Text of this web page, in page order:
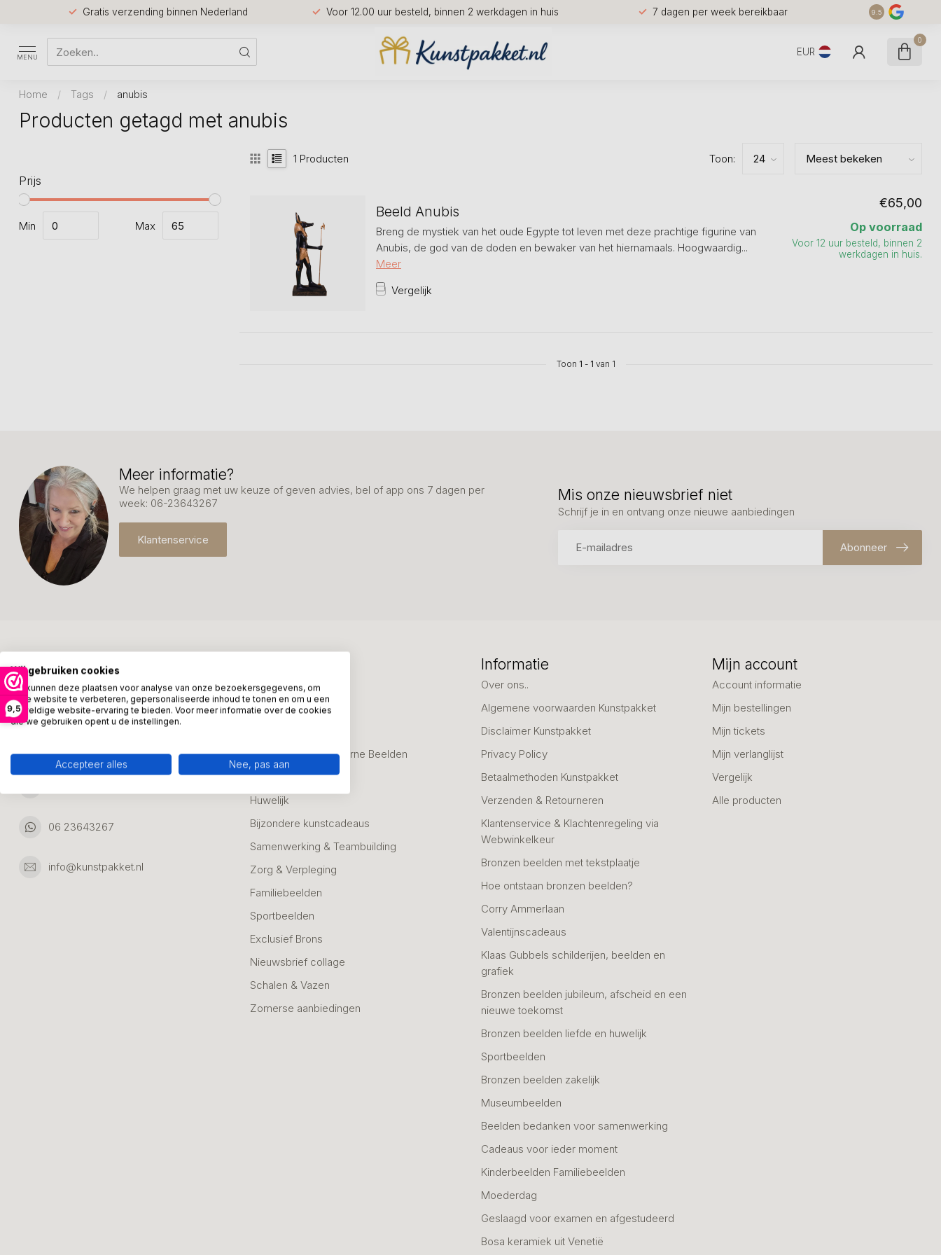
9,5
Gratis verzending binnen Nederland Voor 12.00 uur besteld, binnen 2 werkdagen in huis 7 dagen per week bereikbaar 9.5
MENU EUR
0
Home / Tags / anubis
Producten getagd met anubis
Prijs
Min Max
1 Producten Toon:
Beeld Anubis
Breng de mystiek van het oude Egypte tot leven met deze prachtige figurine van
Anubis, de god van de doden en bewaker van het hiernamaals. Hoogwaardig...
Meer
Vergelijk
€65,00
Op voorraad
Voor 12 uur besteld, binnen 2
werkdagen in huis.
Toon 1 - 1 van 1
Meer informatie?
We helpen graag met uw keuze of geven advies, bel of app ons 7 dagen per
week: 06-23643267
Klantenservice
Mis onze nieuwsbrief niet
Schrijf je in en ontvang onze nieuwe aanbiedingen
Abonneer
Kunstpakket Nederland
Adresgegevens:
Ambachtsweg 46
06 23643267
info@kunstpakket.nl
Zakelijke Cadeaus
Bedanken
Alle Bronzen & Moderne Beelden
Geslaagd
Huwelijk
Bijzondere kunstcadeaus
Samenwerking & Teambuilding
Zorg & Verpleging
Familiebeelden
Sportbeelden
Exclusief Brons
Nieuwsbrief collage
Schalen & Vazen
Zomerse aanbiedingen
Informatie
Over ons..
Algemene voorwaarden Kunstpakket
Disclaimer Kunstpakket
Privacy Policy
Betaalmethoden Kunstpakket
Verzenden & Retourneren
Klantenservice & Klachtenregeling via
Webwinkelkeur
Bronzen beelden met tekstplaatje
Hoe ontstaan bronzen beelden?
Corry Ammerlaan
Valentijnscadeaus
Klaas Gubbels schilderijen, beelden en
grafiek
Bronzen beelden jubileum, afscheid en een
nieuwe toekomst
Bronzen beelden liefde en huwelijk
Sportbeelden
Bronzen beelden zakelijk
Museumbeelden
Beelden bedanken voor samenwerking
Cadeaus voor ieder moment
Kinderbeelden Familiebeelden
Moederdag
Geslaagd voor examen en afgestudeerd
Bosa keramiek uit Venetië
Mijn account
Account informatie
Mijn bestellingen
Mijn tickets
Mijn verlanglijst
Vergelijk
Alle producten
Wij gebruiken cookies
We kunnen deze plaatsen voor analyse van onze bezoekersgegevens, om
onze website te verbeteren, gepersonaliseerde inhoud te tonen en om u een
geweldige website-ervaring te bieden. Voor meer informatie over de cookies
die we gebruiken opent u de instellingen.
Accepteer alles Nee, pas aan